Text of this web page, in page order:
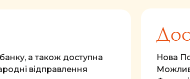
а також доступна
відправлення
Нова